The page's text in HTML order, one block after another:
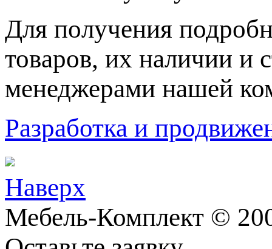
Для пoлучения
товaров, их нaличии и
менеджерами нашей
Разработка и
Наверх
Мебель-Комплект ©